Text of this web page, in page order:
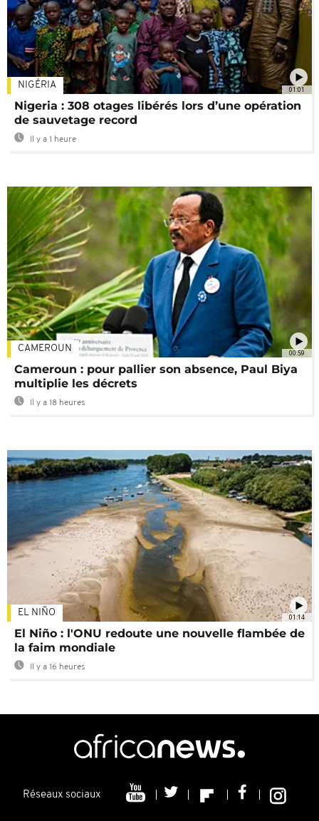
01:01
NIGÉRIA
Nigeria : 308 otages libérés lors d’une opération
de sauvetage record
Il y a 1 heure
00:59
CAMEROUN
Cameroun : pour pallier son absence, Paul Biya
multiplie les décrets
Il y a 18 heures
01:14
EL NIÑO
El Niño : l'ONU redoute une nouvelle flambée de
la faim mondiale
Il y a 16 heures
Réseaux sociaux